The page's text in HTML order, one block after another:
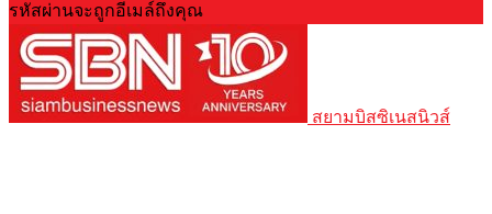
รหัสผ่านจะถูกอีเมล์ถึงคุณ
สยามบิสซิเนสนิวส์